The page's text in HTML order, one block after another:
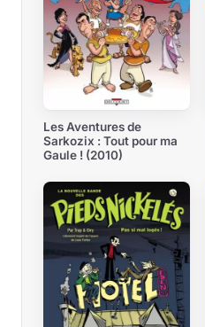
Les Aventures de
Sarkozix : Tout pour ma
Gaule ! (2010)